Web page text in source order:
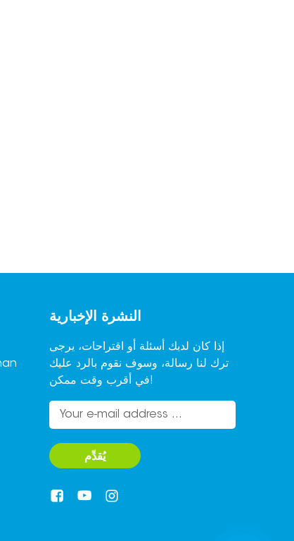
النشرة الإخبارية
إذا كان لديك أسئلة أو اقتراحات، يرجى
ترك لنا رسالة، وسوف نقوم بالرد عليك
في أقرب وقت ممكن!
يُقدِّم